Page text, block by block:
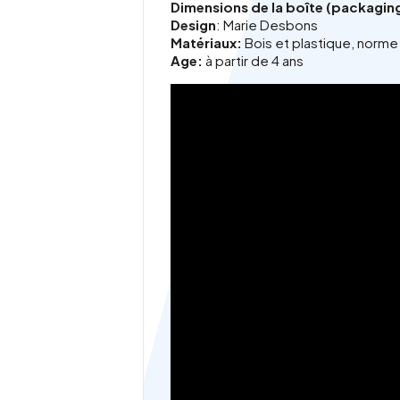
Dimensions de la boîte
Design: Marie Desbons
Matériaux: Bois et plastique, norme
Age: à partir de 4 ans